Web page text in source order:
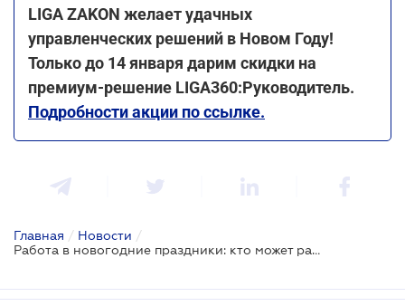
LIGA ZAKON желает удачных
управленческих решений в Новом Году!
Только до 14 января дарим скидки на
премиум-решение LIGA360:Руководитель.
Подробности акции по ссылке.
Главная / Новости /
Работа в новогодние праздники: кто может работать и какая оплата